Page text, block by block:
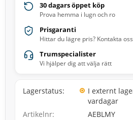
30 dagars öppet köp
Prova hemma i lugn och ro
Prisgaranti
Hittar du lägre pris? Kontakta oss
Trumspecialister
Vi hjälper dig att välja rätt
Lagerstatus
I externt
vardagar
Artikelnr
AEBLMY